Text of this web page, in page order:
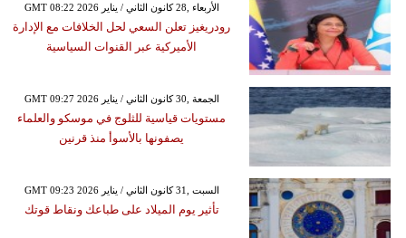
GMT 08:22 2026 الأربعاء ,28 كانون الثاني / يناير
رودريغيز تعلن السعي لحل الخلافات مع الإدارة
الأميركية عبر القنوات السياسية
GMT 09:27 2026 الجمعة ,30 كانون الثاني / يناير
مستويات قياسية للثلوج في موسكو والعلماء
يصفونها بالأسوأ منذ قرنين
GMT 09:23 2026 السبت ,31 كانون الثاني / يناير
تأثير يوم الميلاد على طباعك ونقاط قوتك